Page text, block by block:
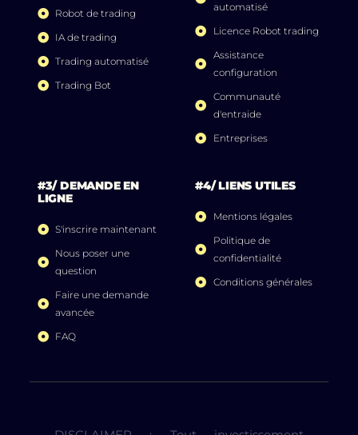
Robot de trading
IA de trading
Trading automatisé
Trading Bot
automatisé
Licence Robot trading
Assistance
configuration
Communauté
d'entraide
Entreprises
#3/ DEMANDE EN
LIGNE
S'inscrire maintenant
Nous poser une
question
Faire une demande
avancée
FAQ
#4/ LIENS UTILES
Mentions légales
Politique de
confidentialité
Conditions générales